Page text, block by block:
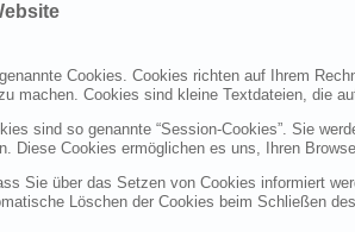
Cookies. Cookies richten auf Ihrem
machen. Cookies sind kleine Textdateien, die
sind so genannte “Session-Cookies”. Sie
Diese Cookies ermöglichen es uns, Ihren
Sie über das Setzen von Cookies informiert
Löschen der Cookies beim Schließen